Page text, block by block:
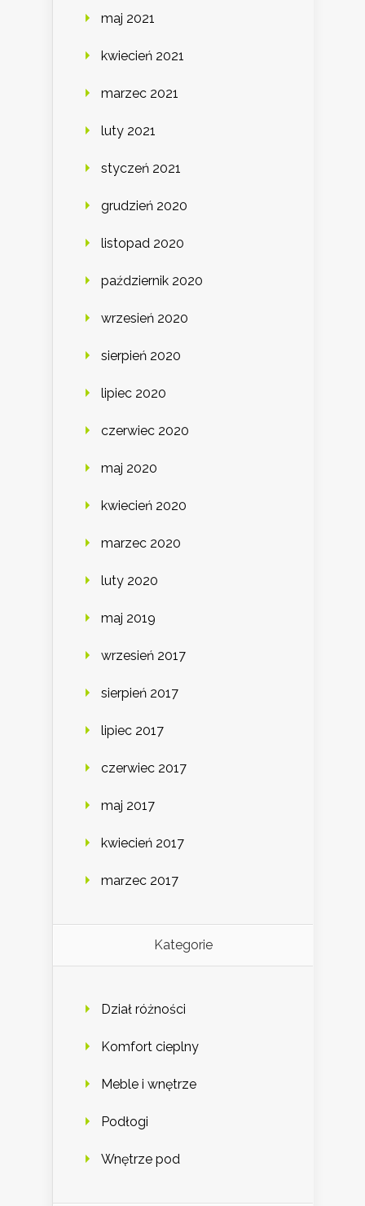
maj 2021
kwiecień 2021
marzec 2021
luty 2021
styczeń 2021
grudzień 2020
listopad 2020
październik 2020
wrzesień 2020
sierpień 2020
lipiec 2020
czerwiec 2020
maj 2020
kwiecień 2020
marzec 2020
luty 2020
maj 2019
wrzesień 2017
sierpień 2017
lipiec 2017
czerwiec 2017
maj 2017
kwiecień 2017
marzec 2017
Kategorie
Dział różności
Komfort cieplny
Meble i wnętrze
Podłogi
Wnętrze pod